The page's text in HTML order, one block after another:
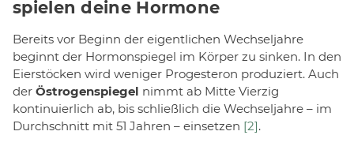
spielen deine Hormone
Bereits vor Beginn der eigentlichen Wechseljahre
beginnt der Hormonspiegel im Körper zu sinken. In den
Eierstöcken wird weniger Progesteron produziert. Auch
der Östrogenspiegel nimmt ab Mitte Vierzig
kontinuierlich ab, bis schließlich die Wechseljahre – im
Durchschnitt mit 51 Jahren – einsetzen [2].